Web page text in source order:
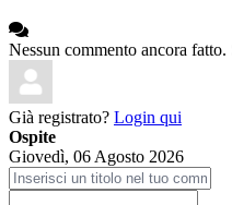
Nessun commento ancora
Già registrato? Login qui
Ospite
Giovedì, 06 Agosto 2026